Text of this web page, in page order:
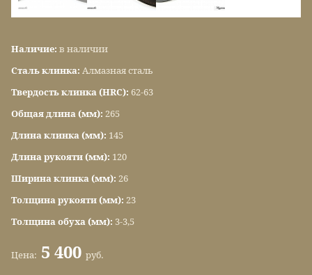
Наличие: в наличии
Сталь клинка: Алмазная сталь
Твердость клинка (HRC): 62-63
Общая длина (мм): 265
Длина клинка (мм): 145
Длина рукояти (мм): 120
Ширина клинка (мм): 26
Толщина рукояти (мм): 23
Толщина обуха (мм): 3-3,5
Цена: 5 400 руб.